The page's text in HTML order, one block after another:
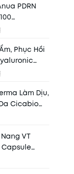
PDRN
60ml
Phục Hồi
Mist
Làm Dịu,
Cicabio
Mới)
VT
Capsule